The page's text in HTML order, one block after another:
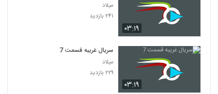
۰۳:۱۹
میلاد
۲۴۱ بازدید
۰۳:۱۹
سریال غریبه قسمت 7
میلاد
۲۲۹ بازدید